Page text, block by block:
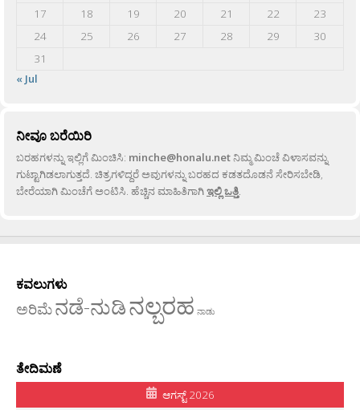
17
18 19 20 21 22
23
24
25 26 27 28 29
30
31
« Jul
ನೀವೂ ಬರೆಯಿರಿ
ಬರಹಗಳನ್ನು ಇಲ್ಲಿಗೆ ಮಿಂಚಿಸಿ: minche@honalu.netನಿಮ್ಮ ಮಿಂಚೆ ವಿಳಾಸವನ್ನು
ಗುಟ್ಟಾಗಿಡಲಾಗುತ್ತದೆ. ಚಿತ್ರಗಳಿದ್ದರೆ ಅವುಗಳನ್ನು ಬರಹದ ಕಡತದೊಡನೆ ಸೇರಿಸಬೇಡಿ,
ಬೇರೆಯಾಗಿ ಮಿಂಚೆಗೆ ಅಂಟಿಸಿ. ಹೆಚ್ಚಿನ ಮಾಹಿತಿಗಾಗಿಇಲ್ಲಿ ಒತ್ತಿ.
ಕವಲುಗಳು
ಅರಿಮೆನಡೆ-ನುಡಿನಲ್ಬರಹ ನಾಡು
ತೇದಿಮಣೆ
ಆಗಸ್ಟ್ 2026